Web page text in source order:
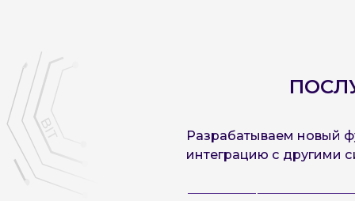
Разрабатываем новый
интеграцию с другими